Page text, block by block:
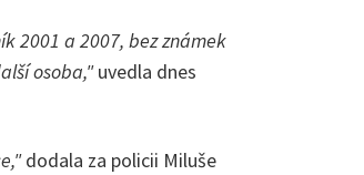
2001 a 2007, bez známek
osoba,"uvedla dnes
dodala za policii Miluše